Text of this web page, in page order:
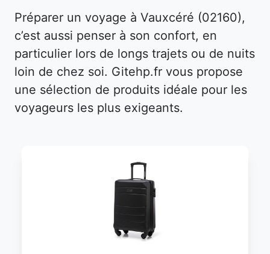
Préparer un voyage à Vauxcéré (02160),
c’est aussi penser à son confort, en
particulier lors de longs trajets ou de nuits
loin de chez soi. Gitehp.fr vous propose
une sélection de produits idéale pour les
voyageurs les plus exigeants.